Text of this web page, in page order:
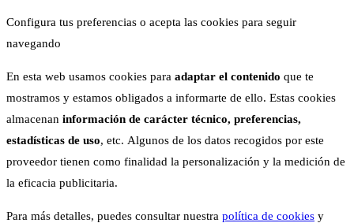
Configura tus preferencias o acepta las cookies para seguir
navegando
En esta web usamos cookies para adaptar el contenido que te
mostramos y estamos obligados a informarte de ello. Estas cookies
almacenan información de carácter técnico, preferencias,
estadísticas de uso, etc. Algunos de los datos recogidos por este
proveedor tienen como finalidad la personalización y la medición de
la eficacia publicitaria.
Para más detalles, puedes consultar nuestra política de cookies y